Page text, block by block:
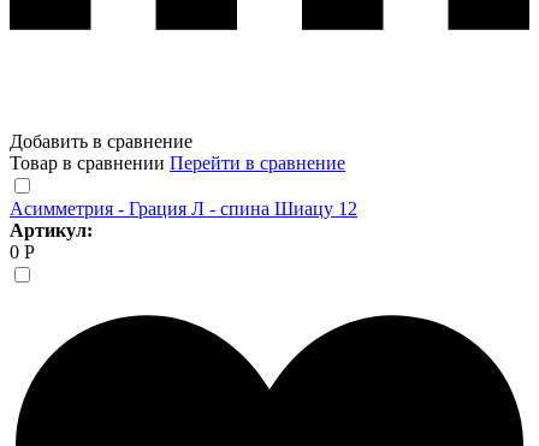
Добавить в сравнение
Товар в сравнении Перейти в сравнение
Асимметрия - Грация Л - спина Шиацу 12
Артикул:
0 Р